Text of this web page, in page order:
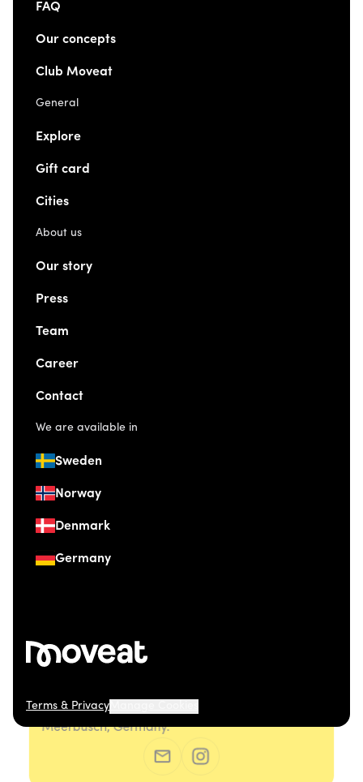
FAQ
Our concepts
Club Moveat
General
Explore
Gift card
Cities
About us
Our story
Press
Team
Career
Contact
We are available in
Sweden
Norway
Denmark
Germany
Terms & Privacy
© 2026 Moveat. Düsseldorfer Straße 41, 40667
Meerbusch, Germany.